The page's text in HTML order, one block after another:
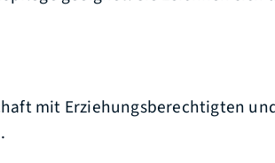
mit Erziehungsberechtigten